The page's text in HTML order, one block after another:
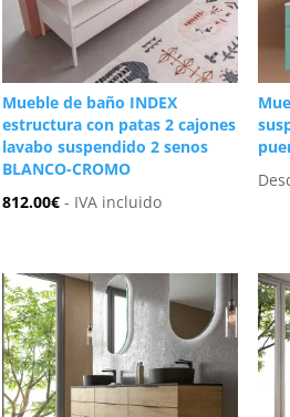
Mueble de baño INDEX
estructura con patas 2 cajones
lavabo suspendido 2 senos
BLANCO-CROMO
812.00€ - IVA incluido